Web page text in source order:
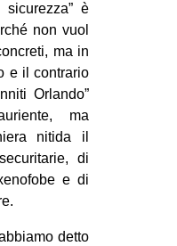
sicurezza” è
non vuol
ma in
e il contrario
Orlando”
ma
nitida il
di
e di
detto